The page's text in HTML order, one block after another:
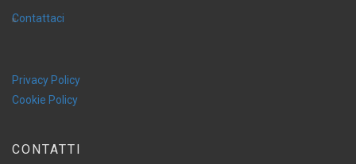
Contattaci
Privacy Policy
Cookie Policy
CONTATTI